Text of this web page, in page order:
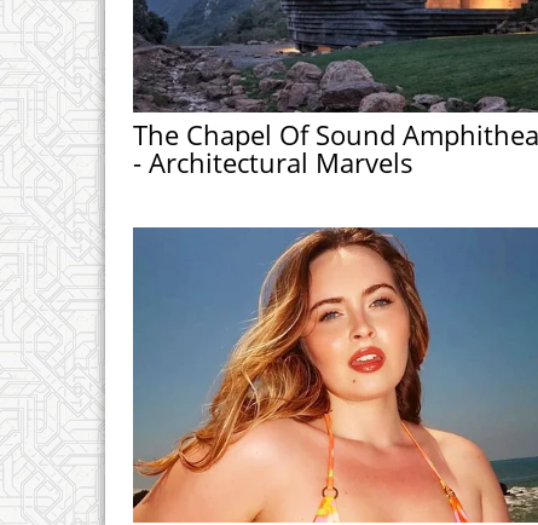
The Chapel Of Sound
- Architectural Marvels